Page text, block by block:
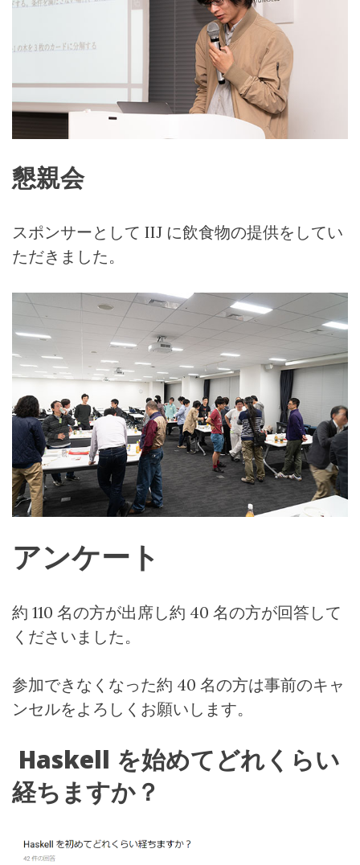
懇親会
スポンサーとして IIJ に飲食物の提供をしてい
ただきました。
アンケート
約 110 名の方が出席し約 40 名の方が回答して
くださいました。
参加できなくなった約 40 名の方は事前のキャ
ンセルをよろしくお願いします。
Haskell を始めてどれくらい
経ちますか？